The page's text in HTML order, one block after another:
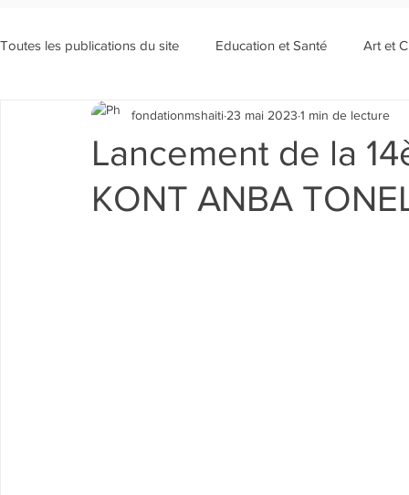
Toutes les publications du site Education et Santé Art et
Sensibilisation et Environement Evénements/Rubriques
Lancement de la
KONT ANBA
fondationmshaiti 23 mai 2023 1 min de lecture